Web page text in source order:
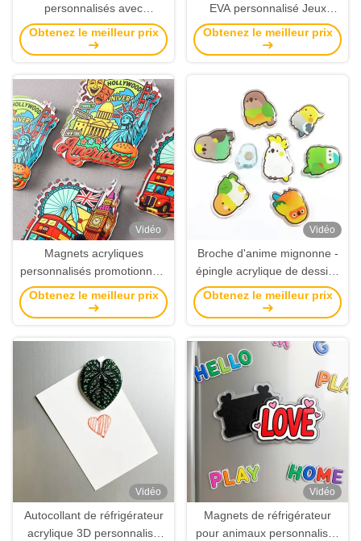
personnalisés avec
l'impression d'anime sont
des souvenirs promotionnels
cadeaux en gros.
Obtenez le meilleur prix
EVA personnalisé Jeux
éducatifs pour enfants
Cartoon Autocollants
Obtenez le meilleur prix
Vidéo
Magnets acryliques
personnalisés promotionnels
️ Magnets de réfrigérateur de
design d'anime imprimés
gros
Obtenez le meilleur prix
Vidéo
Broche d'anime mignonne -
épingle acrylique de dessins
animés japonais sur mesure,
décoration et accessoires de
Obtenez le meilleur prix
Vidéo
Autocollant de réfrigérateur
acrylique 3D personnalisé
Vidéo
Magnets de réfrigérateur
pour animaux personnalisés